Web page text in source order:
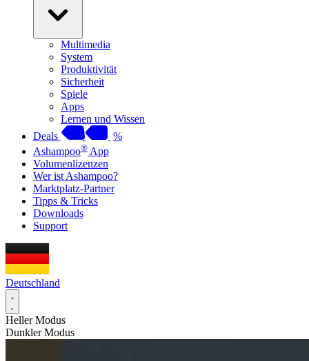
Multimedia
System
Produktivität
Sicherheit
Spiele
Apps
Lernen und Wissen
Deals
%
Ashampoo® App
Volumenlizenzen
Wer ist Ashampoo?
Marktplatz-Partner
Tipps & Tricks
Downloads
Support
Deutschland
Heller Modus
Dunkler Modus